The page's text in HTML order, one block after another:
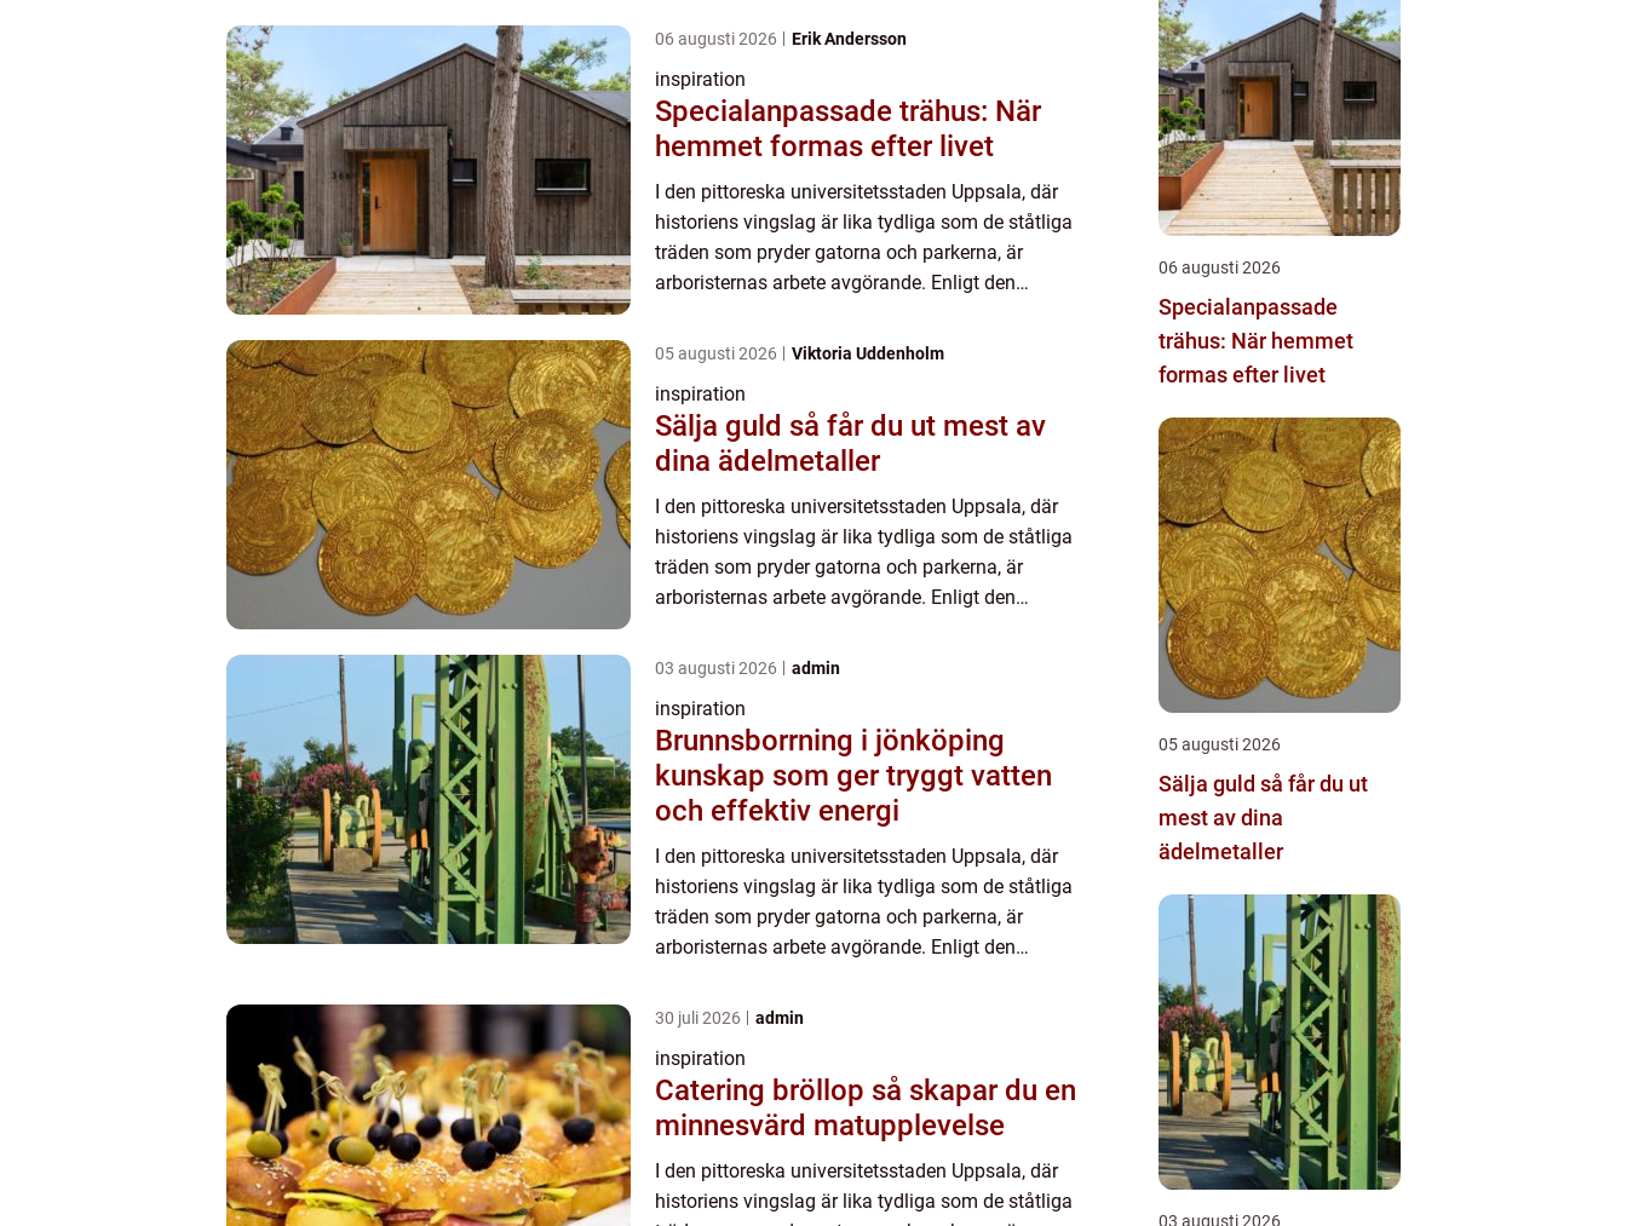
06 augusti 2026 Erik Andersson
inspiration
Specialanpassade trähus: När
hemmet formas efter livet
I den pittoreska universitetsstaden Uppsala, där
historiens vingslag är lika tydliga som de ståtliga
träden som pryder gatorna och parkerna, är
arboristernas arbete avgörande. Enligt den
05 augusti 2026 Viktoria Uddenholm
inspiration
Sälja guld så får du ut mest av
dina ädelmetaller
I den pittoreska universitetsstaden Uppsala, där
historiens vingslag är lika tydliga som de ståtliga
träden som pryder gatorna och parkerna, är
arboristernas arbete avgörande. Enligt den
03 augusti 2026 admin
inspiration
Brunnsborrning i jönköping
kunskap som ger tryggt vatten
och effektiv energi
I den pittoreska universitetsstaden Uppsala, där
historiens vingslag är lika tydliga som de ståtliga
träden som pryder gatorna och parkerna, är
arboristernas arbete avgörande. Enligt den
30 juli 2026 admin
inspiration
Catering bröllop så skapar du en
minnesvärd matupplevelse
I den pittoreska universitetsstaden Uppsala, där
historiens vingslag är lika tydliga som de ståtliga
06 augusti 2026
Specialanpassade
trähus: När hemmet
formas efter livet
05 augusti 2026
Sälja guld så får du ut
mest av dina
ädelmetaller
03 augusti 2026